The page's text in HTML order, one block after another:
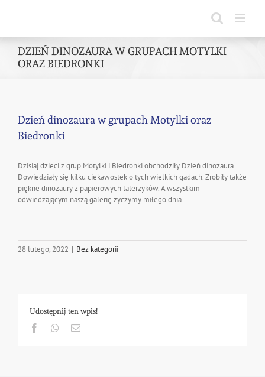
DZIEŃ DINOZAURA W GRUPACH MOTYLKI
ORAZ BIEDRONKI
Dzień dinozaura w grupach Motylki oraz
Biedronki
Dzisiaj dzieci z grup Motylki i Biedronki obchodziły Dzień dinozaura.
Dowiedziały się kilku ciekawostek o tych wielkich gadach. Zrobiły także
piękne dinozaury z papierowych talerzyków. A wszystkim
odwiedzającym naszą galerię życzymy miłego dnia.
28 lutego, 2022 | Bez kategorii
Udostępnij ten wpis!
FacebookWhatsapp
Email